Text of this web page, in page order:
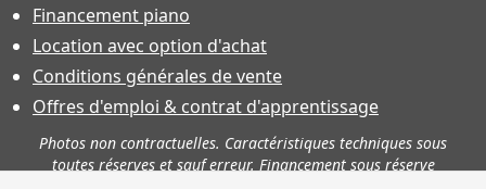
Financement piano
Location avec option d'achat
Conditions générales de vente
Offres d'emploi & contrat d'apprentissage
Photos non contractuelles. Caractéristiques techniques sous
toutes réserves et sauf erreur. Financement sous réserve